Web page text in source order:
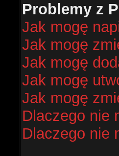
Problemy z
Jak mogę
Jak mogę
Jak mogę
Jak mogę
Jak mogę
Dlaczego nie
Dlaczego nie